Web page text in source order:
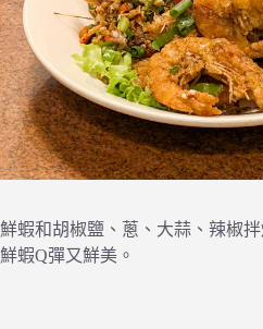
鮮蝦和胡椒鹽、蔥、大蒜、辣椒拌
鮮蝦Q彈又鮮美。